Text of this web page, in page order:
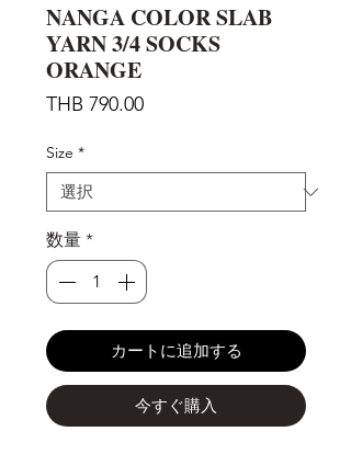
NANGA COLOR SLAB
YARN 3/4 SOCKS
ORANGE
THB 790.00価
Size *
数量 *
カートに追加する
今すぐ購入